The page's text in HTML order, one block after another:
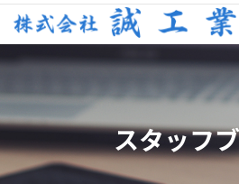
コ
テ
ン
へ
ス
ッ
プ
ナ
ゲ
ー
ョ
ン
移
動
スタッフ